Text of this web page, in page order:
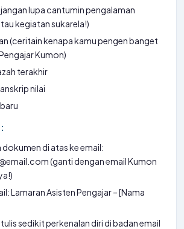
lupa cantumin pengalaman
kegiatan sukarela!)
(ceritain kenapa kamu pengen banget
Kumon)
terakhir
nilai
dokumen di atas ke email:
(ganti dengan email Kumon
Lamaran Asisten Pengajar – [Nama
sedikit perkenalan diri di badan email